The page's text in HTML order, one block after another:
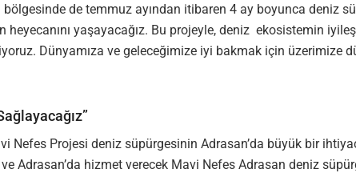
de temmuz ayından itibaren 4 ay boyunca deniz
heyecanını yaşayacağız. Bu projeyle, deniz ekosistemin
Dünyamıza ve geleceğimize iyi bakmak için üzerimize
Nefes Projesi deniz süpürgesinin Adrasan’da büyük bir
Adrasan’da hizmet verecek Mavi Nefes Adrasan deniz